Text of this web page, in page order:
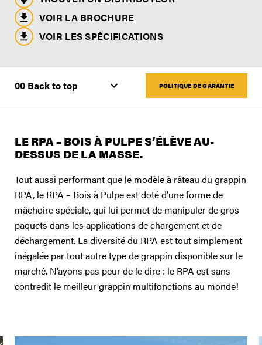
VOIR LA BROCHURE
VOIR LES SPÉCIFICATIONS
POLITIQUE DE GARANTIE
LE RPA – BOIS À PULPE S’ÉLÈVE AU-
DESSUS DE LA MASSE.
Tout aussi performant que le modèle à râteau du grappin
RPA, le RPA – Bois à Pulpe est doté d’une forme de
mâchoire spéciale, qui lui permet de manipuler de gros
paquets dans les applications de chargement et de
déchargement. La diversité du RPA est tout simplement
inégalée par tout autre type de grappin disponible sur le
marché. N’ayons pas peur de le dire : le RPA est sans
contredit le meilleur grappin multifonctions au monde!